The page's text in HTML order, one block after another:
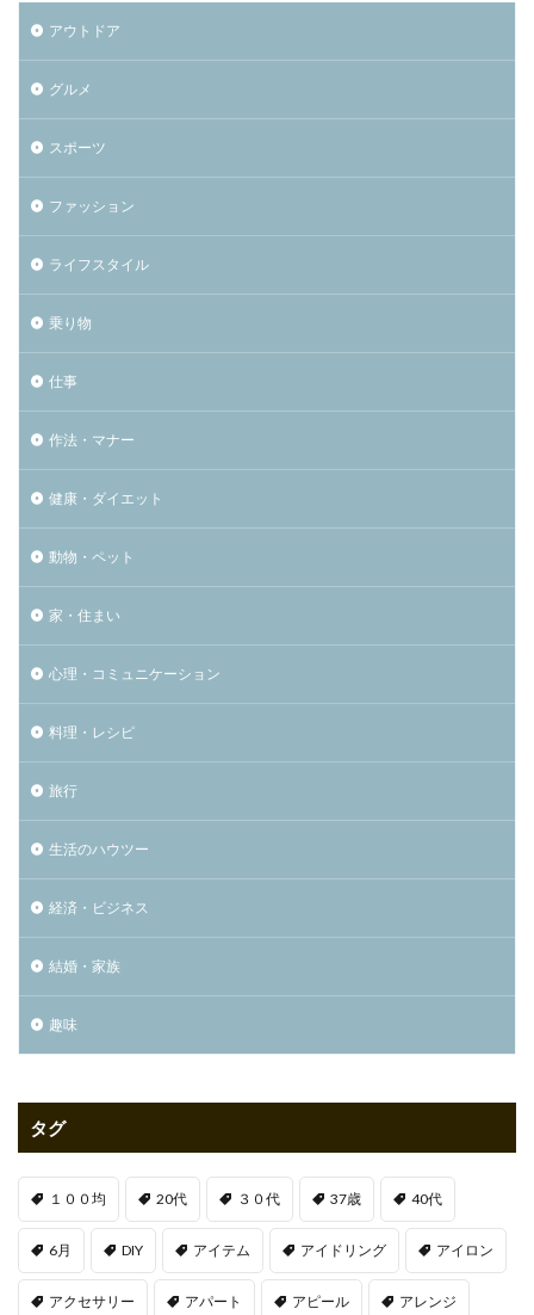
アウトドア
グルメ
スポーツ
ファッション
ライフスタイル
乗り物
仕事
作法・マナー
健康・ダイエット
動物・ペット
家・住まい
心理・コミュニケーション
料理・レシピ
旅行
生活のハウツー
経済・ビジネス
結婚・家族
趣味
タグ
１００均 20代 ３０代 37歳 40代
6月 DIY アイテム アイドリング アイロン
アクセサリー アパート アピール アレンジ